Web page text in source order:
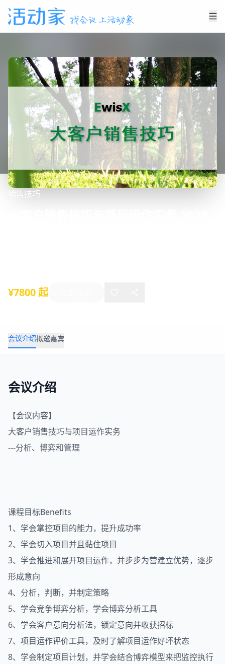
销售技巧
¥7800 起
会议介绍拟邀嘉宾
会议介绍
【会议内容】
大客户销售技巧与项目运作实务
---分析、博弈和管理
课程目标Benefits
1、学会掌控项目的能力，提升成功率
2、学会切入项目并且黏住项目
3、学会推进和展开项目运作，并步步为营建立优势，逐步
形成意向
4、分析，判断，并制定策略
5、学会竞争博弈分析，学会博弈分析工具
6、学会客户意向分析法，锁定意向并收获招标
7、项目运作评价工具，及时了解项目运作好坏状态
8、学会制定项目计划，并学会结合博弈模型来把监控执行